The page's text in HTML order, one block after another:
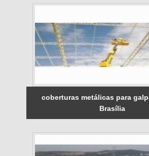
coberturas metálicas para
Brasília